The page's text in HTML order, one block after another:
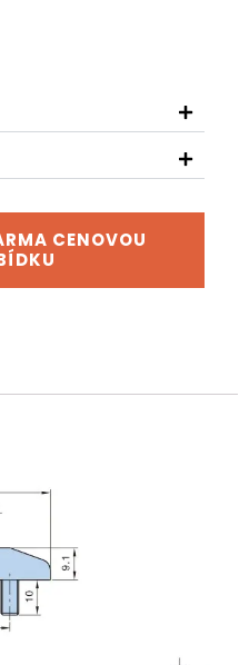
CENOVOU